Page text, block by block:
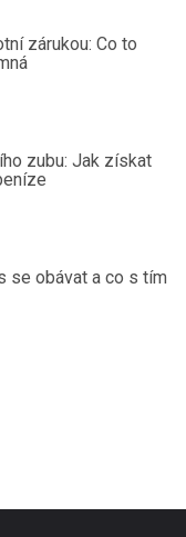
zárukou: Co to
zubu: Jak získat
se obávat a co s tím